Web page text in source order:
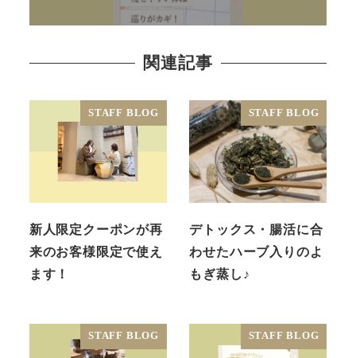
関連記事
STAFF BLOG
新人限定クーポンが再
来のお客様限定で使え
ます！
STAFF BLOG
デトックス・腸活に合
わせたハーブ入りのよ
もぎ蒸し♪
STAFF BLOG STAFF BLOG